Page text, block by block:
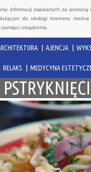
informacji zapisanych za
do obsługi internetu
urządzenia.
AJENCJA
RELAKS MEDYCYNA